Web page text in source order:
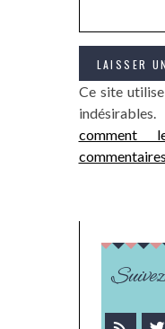
Ce site
indésirables.
comment